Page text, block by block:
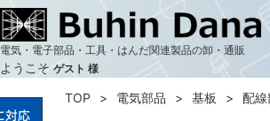
電気・電子部品・工具・はんだ関連製品の卸・通販
ようこそ ゲスト 様
TOP 電気部品 基板 配線